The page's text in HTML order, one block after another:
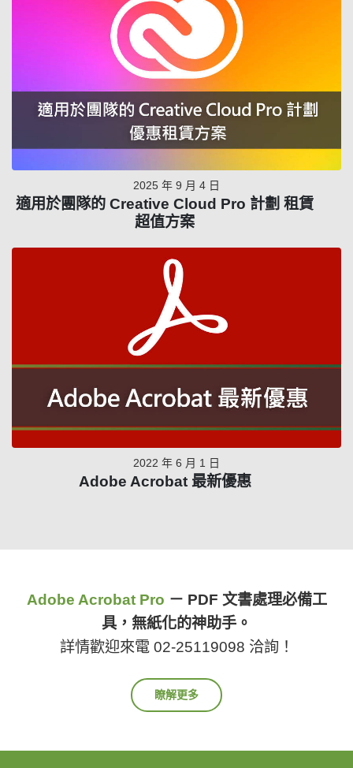
2025 年 9 月 4 日
適用於團隊的 Creative Cloud Pro 計劃 租賃
超值方案
2022 年 6 月 1 日
Adobe Acrobat 最新優惠
Adobe Acrobat Pro － PDF 文書處理必備工
具，無紙化的神助手。
詳情歡迎來電 02-25119098 洽詢！
瞭解更多